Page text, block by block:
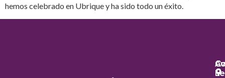
hemos celebrado en Ubrique y ha sido todo un éxito.